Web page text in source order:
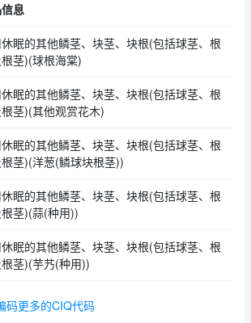
息
眠的其他鳞茎、块茎、块根(包括球茎、根
茎)(球根海棠)
眠的其他鳞茎、块茎、块根(包括球茎、根
茎)(其他观赏花木)
眠的其他鳞茎、块茎、块根(包括球茎、根
茎)(洋葱(鳞球块根茎))
眠的其他鳞茎、块茎、块根(包括球茎、根
茎)(蒜(种用))
眠的其他鳞茎、块茎、块根(包括球茎、根
茎)(芋艿(种用))
码更多的CIQ代码